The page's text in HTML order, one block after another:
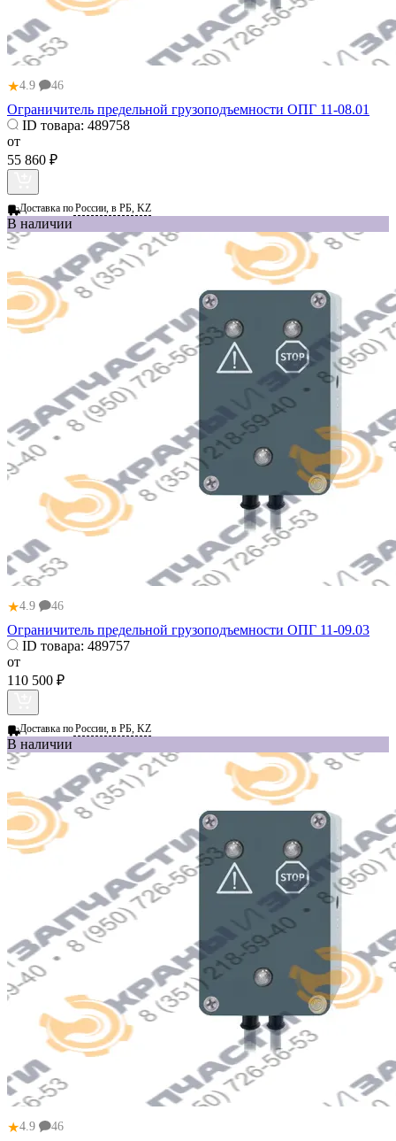
★4.9 46
Ограничитель предельной грузоподъемности ОПГ 11-08.01
ID товара: 489758
от
55 860 ₽
Доставка поРоссии, в РБ, KZ
В наличии
★4.9 46
Ограничитель предельной грузоподъемности ОПГ 11-09.03
ID товара: 489757
от
110 500 ₽
Доставка поРоссии, в РБ, KZ
В наличии
★4.9 46